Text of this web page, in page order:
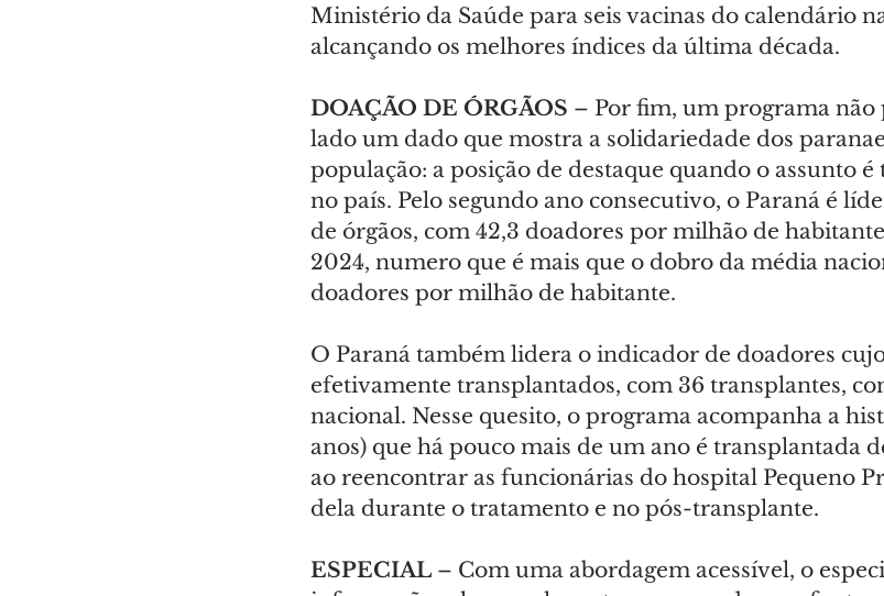
Ministério da Saúde para seis vacinas do calendário
alcançando os melhores índices da última década.
DOAÇÃO DE ÓRGÃOS – Por fim, um programa não
lado um dado que mostra a solidariedade dos
população: a posição de destaque quando o assunto
no país. Pelo segundo ano consecutivo, o Paraná é
de órgãos, com 42,3 doadores por milhão de
2024, numero que é mais que o dobro da média
doadores por milhão de habitante.
O Paraná também lidera o indicador de doadores
efetivamente transplantados, com 36 transplantes,
nacional. Nesse quesito, o programa acompanha a
anos) que há pouco mais de um ano é transplantada
ao reencontrar as funcionárias do hospital Pequeno
dela durante o tratamento e no pós-transplante.
ESPECIAL – Com uma abordagem acessível, o